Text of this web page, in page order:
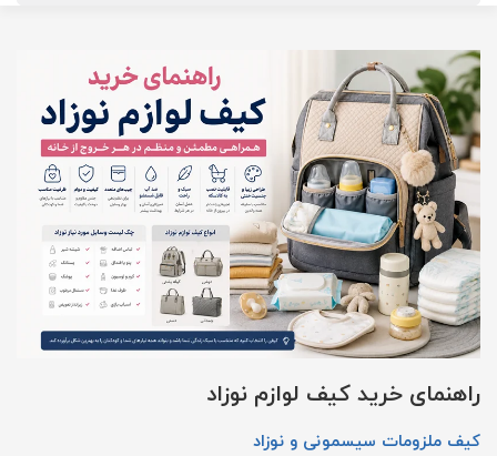
راهنمای خرید کیف لوازم نوزاد
کیف ملزومات سیسمونی و نوزاد